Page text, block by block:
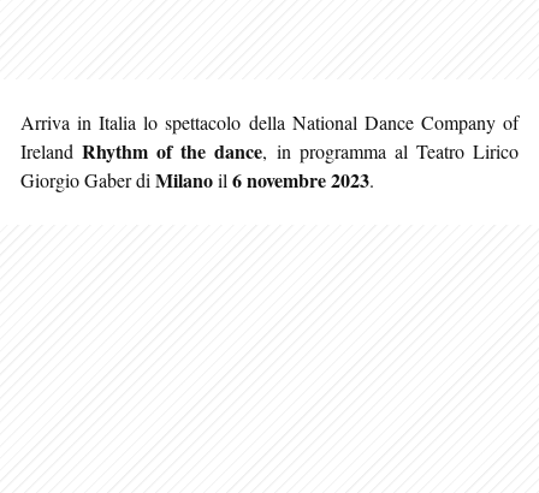
Arriva in Italia lo spettacolo della National Dance Company of
IrelandRhythm of the dance, in programma al Teatro Lirico
Giorgio Gaber di Milanoil 6 novembre 2023.